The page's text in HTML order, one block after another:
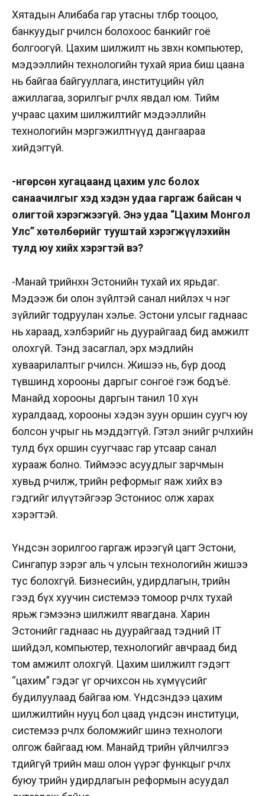
Хятадын Алибаба гар утасны төлбөр тооцоо,
банкуудыг өөрчилсөн болохоос банкийг гоё
болгоогүй. Цахим шилжилт нь зөвхөн компьютер,
мэдээллийн технологийн тухай яриа биш цаана
нь байгаа байгууллага, институцийн үйл
ажиллагаа, зорилгыг өөрчлөх явдал юм. Тийм
учраас цахим шилжилтийг мэдээллийн
технологийн мэргэжилтнүүд дангаараа
хийдэггүй.
-Өнгөрсөн хугацаанд цахим улс болох
санаачилгыг хэд хэдэн удаа гаргаж байсан ч
олигтой хэрэгжээгүй. Энэ удаа “Цахим Монгол
Улс” хөтөлбөрийг тууштай хэрэгжүүлэхийн
тулд юу хийх хэрэгтэй вэ?
-Манай төрийнхөн Эстонийн тухай их ярьдаг.
Мэдээж би олон зүйлтэй санал нийлэх ч нэг
зүйлийг тодруулан хэлье. Эстони улсыг гаднаас
нь хараад, хэлбэрийг нь дуурайгаад бид амжилт
олохгүй. Тэнд засаглал, эрх мэдлийн
хуваарилалтыг өөрчилсөн. Жишээ нь, бүр доод
түвшинд хорооны даргыг сонгоё гэж бодъё.
Манайд хорооны даргын танил 10 хүн
хуралдаад, хорооны хэдэн зуун оршин суугч юу
болсон учрыг нь мэддэггүй. Гэтэл энийг өөрчлөхийн
тулд бүх оршин суугчаас гар утсаар санал
хурааж болно. Тиймээс асуудлыг зарчмын
хувьд өөрчилж, төрийн реформыг яаж хийх вэ
гэдгийг илүүтэйгээр Эстониос олж харах
хэрэгтэй.
Үндсэн зорилгоо гаргаж ирээгүй цагт Эстони,
Сингапур зэрэг аль ч улсын технологийн жишээ
тус болохгүй. Бизнесийн, удирдлагын, төрийн
гээд бүх хуучин системээ томоор өөрчлөх тухай
ярьж гэмээнэ шилжилт явагдана. Харин
Эстонийг гаднаас нь дуурайгаад тэдний IT
шийдэл, компьютер, технологийг авчраад бид
том амжилт олохгүй. Цахим шилжилт гэдэгт
“цахим” гэдэг үг орчихсон нь хүмүүсийг
будилуулаад байгаа юм. Үндсэндээ цахим
шилжилтийн нууц бол цаад үндсэн институци,
системээ өөрчлөх боломжийг шинэ технологи
олгож байгаад юм. Манайд төрийн үйлчилгээ
төдийгүй төрийн маш олон үүрэг функцыг өөрчлөх
буюу төрийн удирдлагын реформын асуудал